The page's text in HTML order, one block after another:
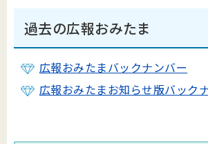
過去の広報おみたま
広報おみたまバックナンバー
広報おみたまお知らせ版バック